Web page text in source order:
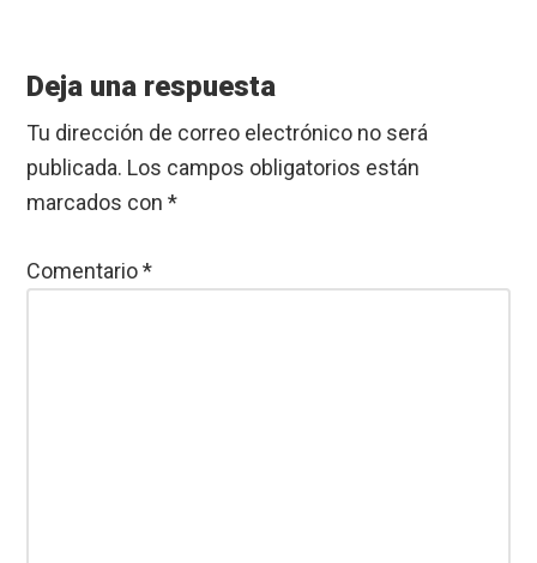
Interactions
Deja una respuesta
Tu dirección de correo electrónico no será
publicada. Los campos obligatorios están
marcados con*
Comentario*